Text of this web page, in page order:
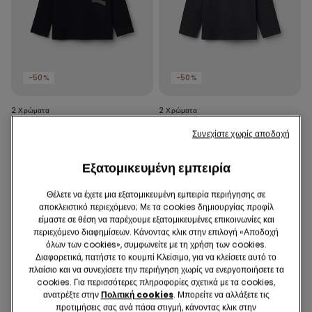
-50%
2 Χρώματα
-50%
2 Χρώματα
Μπλούζα με Print
Εξατομικευμένη εμπειρία
Θέλετε να έχετε μια εξατομικευμένη εμπειρία περιήγησης σε
αποκλειστικό περιεχόμενο; Με τα cookies δημιουργίας προφίλ
είμαστε σε θέση να παρέχουμε εξατομικευμένες επικοινωνίες και
περιεχόμενο διαφημίσεων. Κάνοντας κλικ στην επιλογή «Αποδοχή
όλων των cookies», συμφωνείτε με τη χρήση των cookies.
Διαφορετικά, πατήστε το κουμπί Κλείσιμο, για να κλείσετε αυτό το
πλαίσιο και να συνεχίσετε την περιήγηση χωρίς να ενεργοποιήσετε τα
cookies. Για περισσότερες πληροφορίες σχετικά με τα cookies,
ανατρέξτε στηνΠολιτική cookies. Μπορείτε να αλλάξετε τις
προτιμήσεις σας ανά πάσα στιγμή, κάνοντας κλικ στην
Συνεχίστε χωρίς αποδοχή